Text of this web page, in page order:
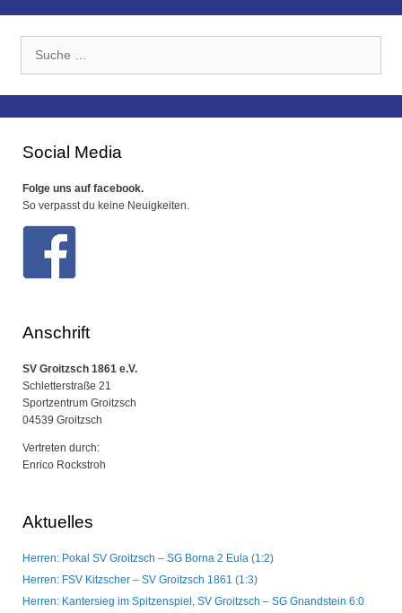
nach:
Social Media
Folge uns auf facebook.
So verpasst du keine Neuigkeiten.
Anschrift
SV Groitzsch 1861 e.V.
Schletterstraße 21
Sportzentrum Groitzsch
04539 Groitzsch
Vertreten durch:
Enrico Rockstroh
Aktuelles
Herren: Pokal SV Groitzsch – SG Borna 2 Eula (1:2)
Herren: FSV Kitzscher – SV Groitzsch 1861 (1:3)
Herren: Kantersieg im Spitzenspiel, SV Groitzsch – SG Gnandstein 6:0